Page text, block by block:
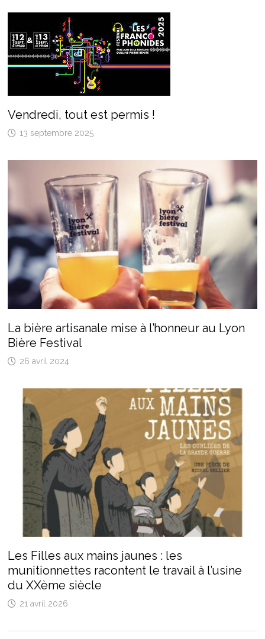
Vendredi, tout est permis !
13 septembre 2025
La bière artisanale mise à l’honneur au Lyon
Bière Festival
26 avril 2024
Les Filles aux mains jaunes : les
munitionnettes racontent le travail à l’usine
du XXème siècle
21 avril 2026